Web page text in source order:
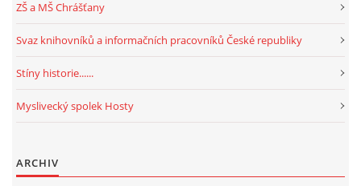
ZŠ a MŠ Chrášťany
Svaz knihovníků a informačních pracovníků České republiky
Stíny historie......
Myslivecký spolek Hosty
ARCHIV